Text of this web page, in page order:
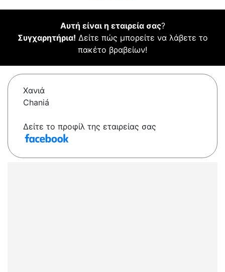
Αυτή είναι η εταιρεία σας?
Συγχαρητήρια! Δείτε πώς μπορείτε να λάβετε το
πακέτο βραβείων!
Χανιά
Chaniá
Δείτε το προφίλ της εταιρείας σας